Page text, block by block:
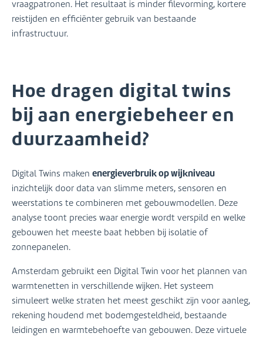
vraagpatronen. Het resultaat is minder filevorming, kortere
reistijden en efficiënter gebruik van bestaande
infrastructuur.
Hoe dragen digital twins
bij aan energiebeheer en
duurzaamheid?
Digital Twins maken energieverbruik op wijkniveau
inzichtelijk door data van slimme meters, sensoren en
weerstations te combineren met gebouwmodellen. Deze
analyse toont precies waar energie wordt verspild en welke
gebouwen het meeste baat hebben bij isolatie of
zonnepanelen.
Amsterdam gebruikt een Digital Twin voor het plannen van
warmtenetten in verschillende wijken. Het systeem
simuleert welke straten het meest geschikt zijn voor aanleg,
rekening houdend met bodemgesteldheid, bestaande
leidingen en warmtebehoefte van gebouwen. Deze virtuele